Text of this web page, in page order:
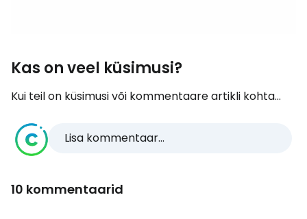
Kas on veel küsimusi?
Kui teil on küsimusi või kommentaare artikli kohta...
Lisa kommentaar...
10 kommentaarid